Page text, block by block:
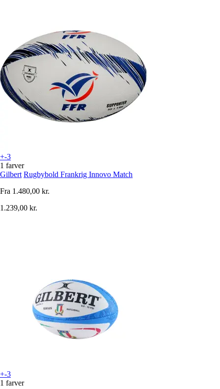
+-3
1 farver
Gilbert Rugbybold Frankrig Innovo Match
Fra 1.480,00 kr.
1.239,00 kr.
+-3
1 farver